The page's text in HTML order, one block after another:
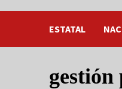
ESTATAL
gestión